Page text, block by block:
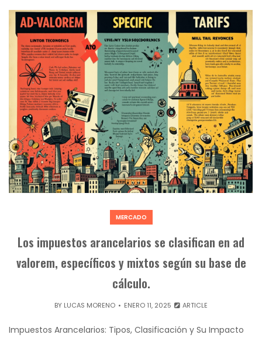
MERCADO
Los impuestos arancelarios se clasifican en ad
valorem, específicos y mixtos según su base de
cálculo.
BY LUCAS MORENO ENERO 11, 2025 ARTICLE
Impuestos Arancelarios: Tipos, Clasificación y Su Impacto